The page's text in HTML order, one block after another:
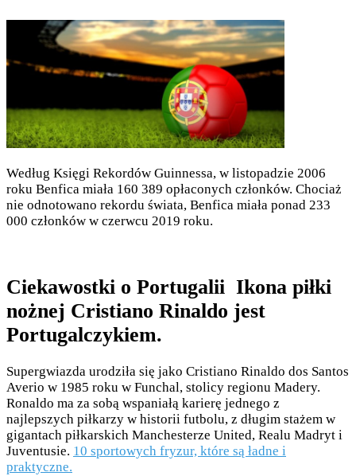
Według Księgi Rekordów Guinnessa, w listopadzie 2006
roku Benfica miała 160 389 opłaconych członków. Chociaż
nie odnotowano rekordu świata, Benfica miała ponad 233
000 członków w czerwcu 2019 roku.
Ciekawostki o Portugalii Ikona piłki
nożnej Cristiano Rinaldo jest
Portugalczykiem.
Supergwiazda urodziła się jako Cristiano Rinaldo dos Santos
Averio w 1985 roku w Funchal, stolicy regionu Madery.
Ronaldo ma za sobą wspaniałą karierę jednego z
najlepszych piłkarzy w historii futbolu, z długim stażem w
gigantach piłkarskich Manchesterze United, Realu Madryt i
Juventusie. 10 sportowych fryzur, które są ładne i
praktyczne.